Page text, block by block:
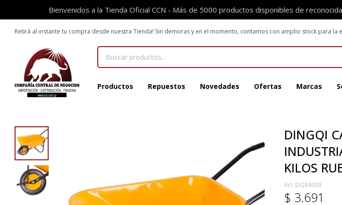
Bienvenidos a la Tienda Oficial CCN - Más de 5000 productos disponibles de
Productos Repuestos Novedades Ofertas Marcas
Retirá al instante tu compra desde nuestra Tienda! Sin demoras y en el momento, contamos con amplio stock para
DINGQI
KILOS
DQ84003
$ 3.691